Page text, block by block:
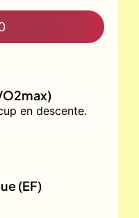
en descente.
(EF)